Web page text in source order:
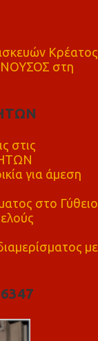
Κρέατος
στη
στις
για άμεση
στο Γύθειο
με